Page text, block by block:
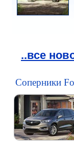
..все
Соперники